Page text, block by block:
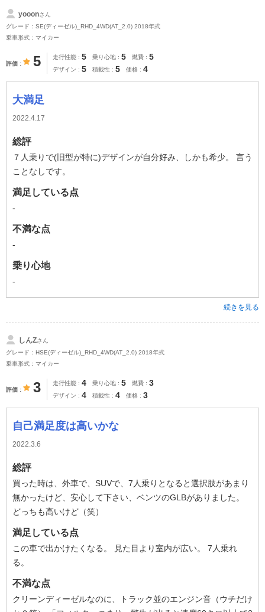
yooonさん
グレード：SE(ディーゼル)_RHD_4WD(AT_2.0) 2018年式
乗車形式：マイカー
評価 5 走行性能 5 乗り心地 5 燃費 5
デザイン 5 積載性 5 価格 4
大満足
2022.4.17
総評
７人乗りで(旧型が特に)デザインが自分好み、しかも希少。 言う
ことなしです。
満足している点
-
不満な点
-
乗り心地
-
続きを見る
しんZさん
グレード：HSE(ディーゼル)_RHD_4WD(AT_2.0) 2018年式
乗車形式：マイカー
評価 3 走行性能 4 乗り心地 5 燃費 3
デザイン 4 積載性 4 価格 3
自己満足度は高いかな
2022.3.6
総評
買った時は、外車で、SUVで、7人乗りとなると選択肢があまり
無かったけど、安心して下さい、ベンツのGLBがありました。
どっちも高いけど（笑）
満足している点
この車で出かけたくなる。 見た目より室内が広い。 7人乗れ
る。
不満な点
クリーンディーゼルなのに、トラック並のエンジン音（ウチだけ